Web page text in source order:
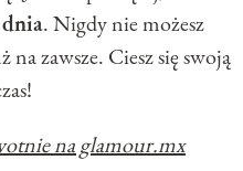
dnia. Nigdy nie możesz
na zawsze. Ciesz się swoją
na glamour.mx